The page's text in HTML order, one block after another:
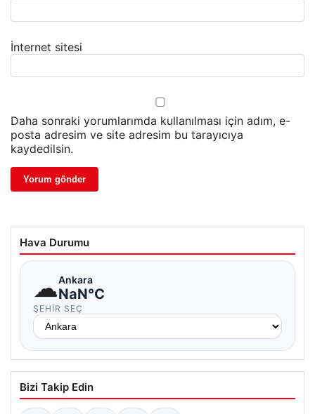
İnternet sitesi
Daha sonraki yorumlarımda kullanılması için adım, e-
posta adresim ve site adresim bu tarayıcıya
kaydedilsin.
Hava Durumu
☁Ankara
NaN°C
ŞEHIR SEÇ
Bizi Takip Edin